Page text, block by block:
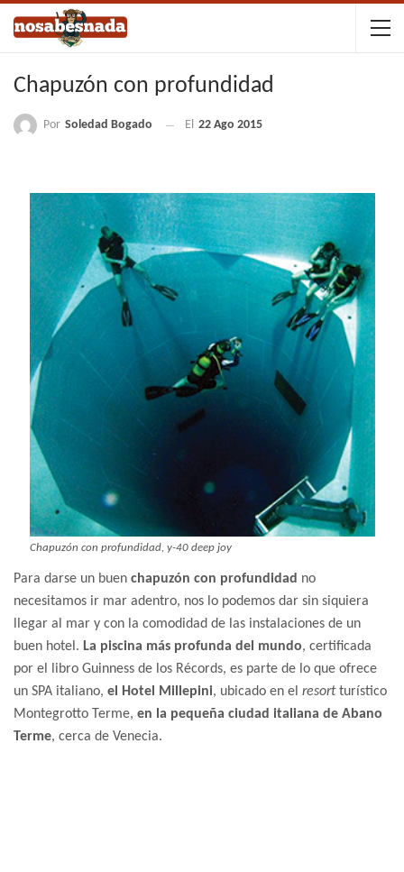
Chapuzón con profundidad
Por Soledad Bogado El 22 Ago 2015
Chapuzón con profundidad, y-40 deep joy
Para darse un buen chapuzón con profundidad no
necesitamos ir mar adentro, nos lo podemos dar sin siquiera
llegar al mar y con la comodidad de las instalaciones de un
buen hotel. La piscina más profunda del mundo, certificada
por el libro Guinness de los Récords, es parte de lo que ofrece
un SPA italiano, el Hotel Millepini, ubicado en el resortturístico
Montegrotto Terme, en la pequeña ciudad italiana de Abano
Terme, cerca de Venecia.